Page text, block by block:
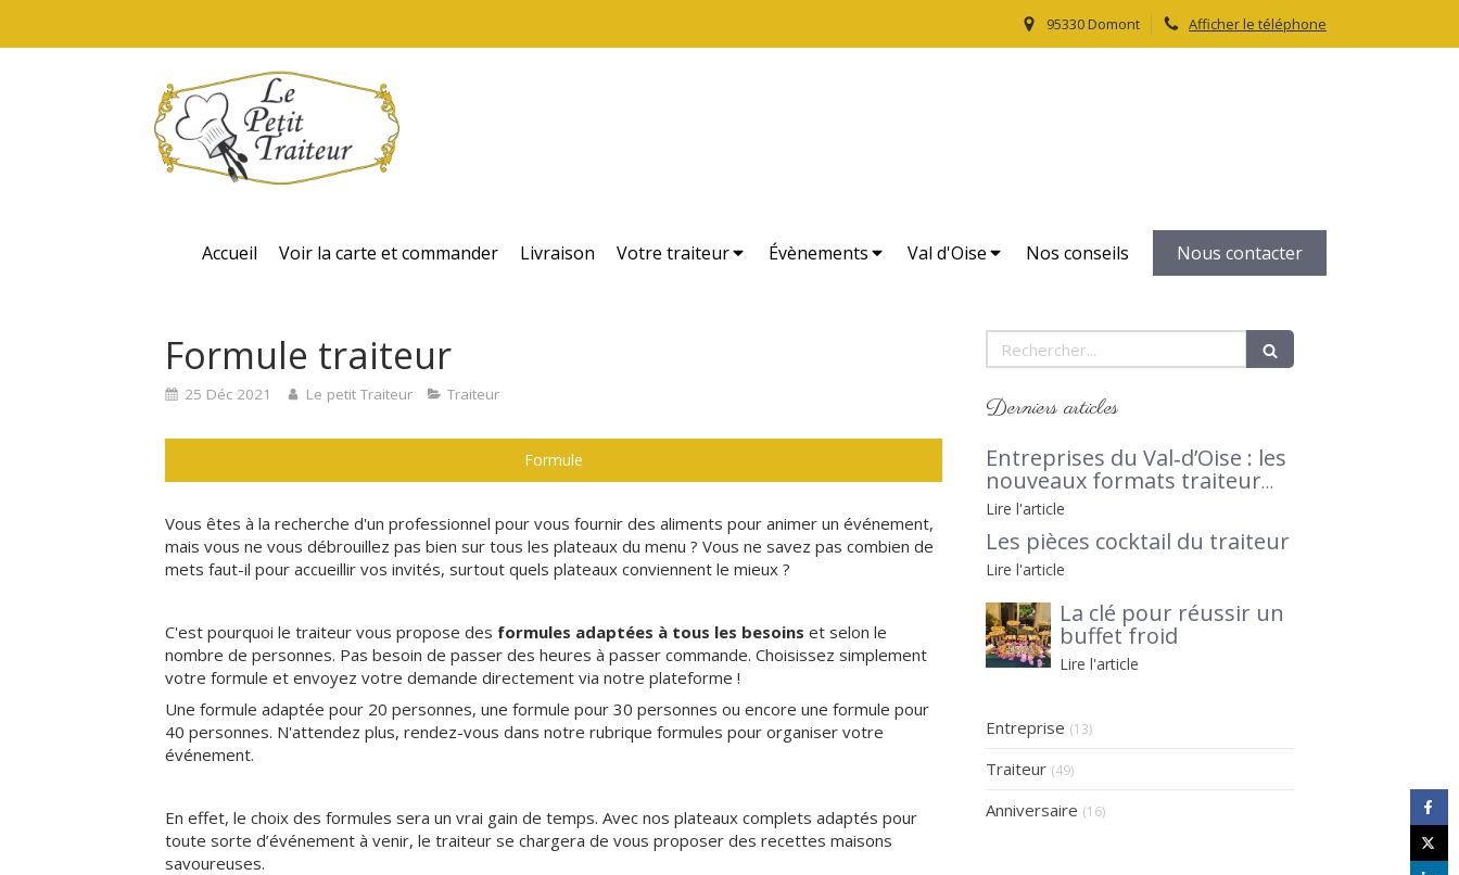
Afficher le téléphone
95330 Domont
Accueil Voir la carte et commander Livraison Votre traiteur Évènements Val d'Oise Nos conseils Nous contacter
Formule traiteur
25 Déc 2021 Le petit Traiteur Traiteur
Formule
Vous êtes à la recherche d'un professionnel pour vous fournir des aliments pour animer un événement,
mais vous ne vous débrouillez pas bien sur tous les plateaux du menu ? Vous ne savez pas combien de
mets faut-il pour accueillir vos invités, surtout quels plateaux conviennent le mieux ?
C'est pourquoi le traiteur vous propose des formules adaptées à tous les besoins et selon le
nombre de personnes. Pas besoin de passer des heures à passer commande. Choisissez simplement
votre formule et envoyez votre demande directement via notre plateforme !
Une formule adaptée pour 20 personnes, une formule pour 30 personnes ou encore une formule pour
40 personnes. N'attendez plus, rendez-vous dans notre rubrique formules pour organiser votre
événement.
En effet, le choix des formules sera un vrai gain de temps. Avec nos plateaux complets adaptés pour
toute sorte d’événement à venir, le traiteur se chargera de vous proposer des recettes maisons
savoureuses.
Rechercher
Derniers articles
Entreprises du Val‑d’Oise : les
nouveaux formats traiteur
pour séminaires et
afterworks, avec Le Petit
Traiteur 95 en lumière
Lire l'article
Les pièces cocktail du traiteur
Lire l'article
La clé pour réussir un
buffet froid
Lire l'article
Entreprise (13)
Traiteur (49)
Anniversaire (16)